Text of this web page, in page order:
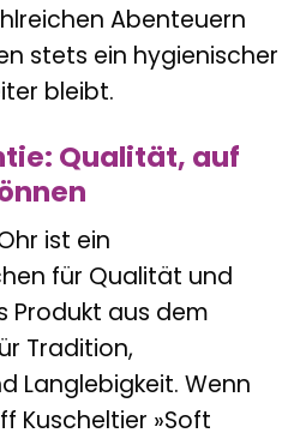
Abenteuern
stets ein hygienischer
bleibt.
Qualität, auf
ist ein
für Qualität und
Produkt aus dem
Tradition,
Langlebigkeit. Wenn
Kuscheltier »Soft